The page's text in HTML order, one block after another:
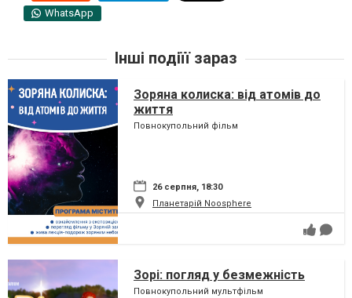
WhatsApp
Інші подіїї зараз
Зоряна колиска: від атомів до
життя
Повнокупольний фільм
26 серпня, 18:30
Планетарій Noosphere
Зорі: погляд у безмежність
Повнокупольний мультфільм